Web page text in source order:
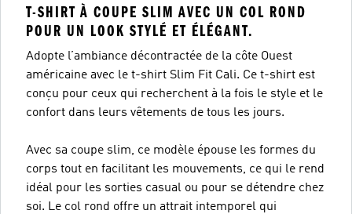
T-SHIRT À COUPE SLIM AVEC UN COL ROND
POUR UN LOOK STYLÉ ET ÉLÉGANT.
Adopte l’ambiance décontractée de la côte Ouest
américaine avec le t-shirt Slim Fit Cali. Ce t-shirt est
conçu pour ceux qui recherchent à la fois le style et le
confort dans leurs vêtements de tous les jours.
Avec sa coupe slim, ce modèle épouse les formes du
corps tout en facilitant les mouvements, ce qui le rend
idéal pour les sorties casual ou pour se détendre chez
soi. Le col rond offre un attrait intemporel qui